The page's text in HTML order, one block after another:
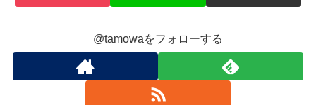
@tamowaをフォローする